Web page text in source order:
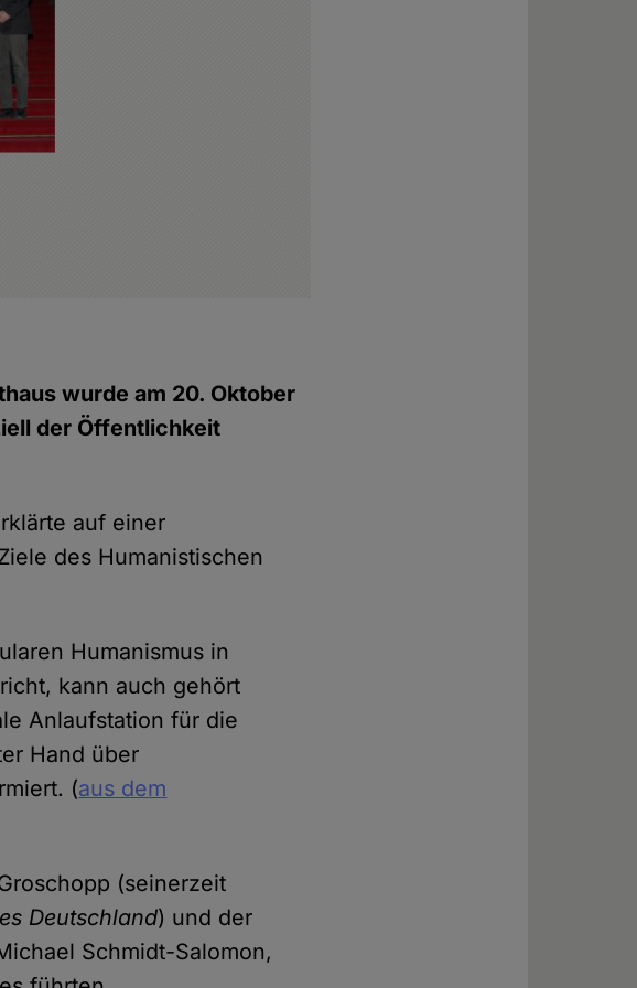
wurde am 20. Oktober
der Öffentlichkeit
auf einer
des Humanistischen
Humanismus in
kann auch gehört
Anlaufstation für die
Hand über
(aus dem
(seinerzeit
Deutschland) und der
Schmidt-Salomon,